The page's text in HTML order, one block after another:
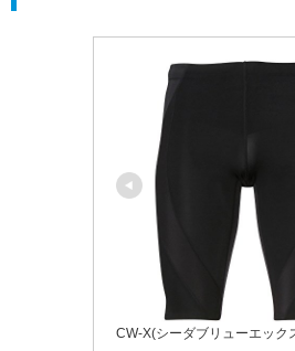
CW-X(シーダブリューエック